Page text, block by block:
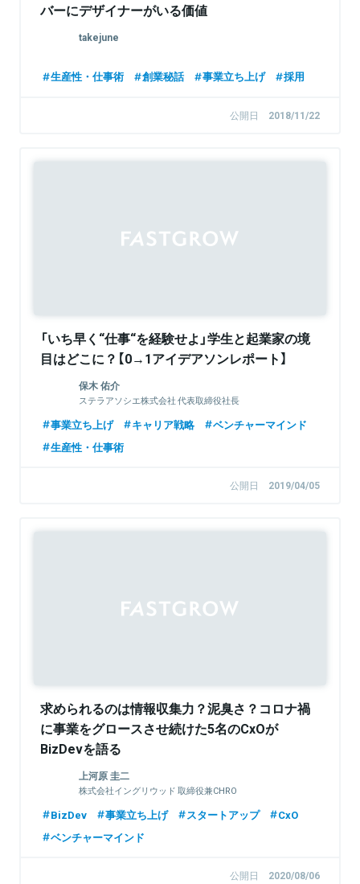
バーにデザイナーがいる価値
takejune
生産性・仕事術 創業秘話 事業立ち上げ 採用
公開日 2018/11/22
「いち早く“仕事“を経験せよ」学生と起業家の境
目はどこに？【0→1アイデアソンレポート】
保木 佑介
ステラアソシエ株式会社 代表取締役社長
事業立ち上げ キャリア戦略
ベンチャーマインド
生産性・仕事術
公開日 2019/04/05
求められるのは情報収集力？泥臭さ？コロナ禍
に事業をグロースさせ続けた5名のCxOが
BizDevを語る
上河原 圭二
株式会社イングリウッド 取締役兼CHRO
BizDev 事業立ち上げ スタートアップ
CxO
ベンチャーマインド
公開日 2020/08/06